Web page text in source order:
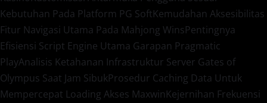
Kebutuhan Pada Platform PG SoftKemudahan Aksesibilitas
Fitur Navigasi Utama Pada Mahjong WinsPentingnya
Efisiensi Script Engine Utama Garapan Pragmatic
PlayAnalisis Ketahanan Infrastruktur Server Gates of
Olympus Saat Jam SibukProsedur Caching Data Untuk
Mempercepat Loading Akses MaxwinKejernihan Frekuensi